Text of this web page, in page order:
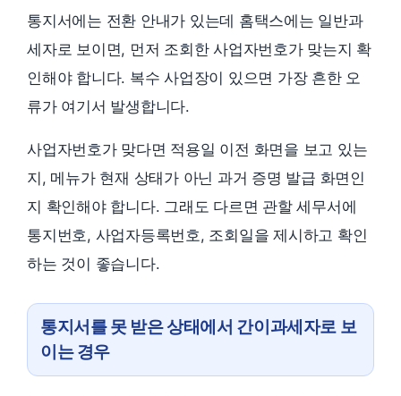
통지서에는 전환 안내가 있는데 홈택스에는 일반과
세자로 보이면, 먼저 조회한 사업자번호가 맞는지 확
인해야 합니다. 복수 사업장이 있으면 가장 흔한 오
류가 여기서 발생합니다.
사업자번호가 맞다면 적용일 이전 화면을 보고 있는
지, 메뉴가 현재 상태가 아닌 과거 증명 발급 화면인
지 확인해야 합니다. 그래도 다르면 관할 세무서에
통지번호, 사업자등록번호, 조회일을 제시하고 확인
하는 것이 좋습니다.
통지서를 못 받은 상태에서 간이과세자로 보
이는 경우